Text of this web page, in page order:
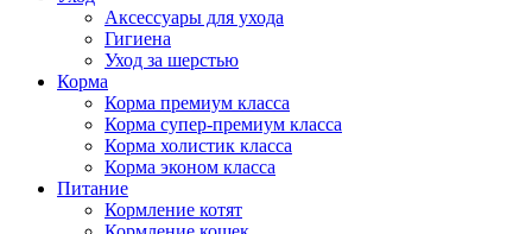
Аксессуары для ухода
Гигиена
Уход за шерстью
Корма
Корма премиум класса
Корма супер-премиум класса
Корма холистик класса
Корма эконом класса
Питание
Кормление котят